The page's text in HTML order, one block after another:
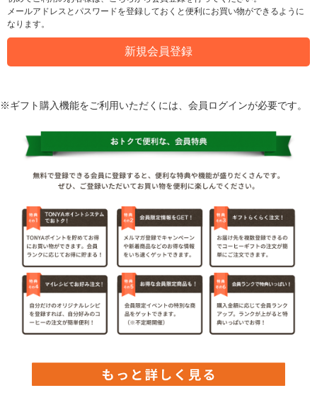
メールアドレスとパスワードを登録しておくと便利にお買い物ができるように
なります。
※ギフト購入機能をご利用いただくには、会員ログインが必要です。